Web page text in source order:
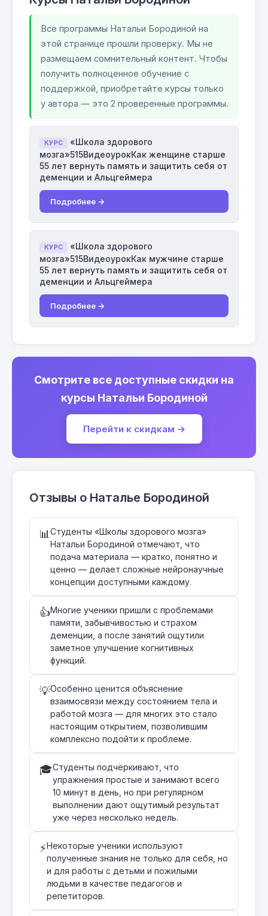
Все программы Натальи Бородиной на
этой странице прошли проверку. Мы не
размещаем сомнительный контент. Чтобы
получить полноценное обучение с
поддержкой, приобретайте курсы только
у автора — это 2 проверенные программы.
КУРС
«Школа здорового
мозга»515ВидеоурокКак женщине старше
55 лет вернуть память и защитить себя от
деменции и Альцгеймера
Подробнее →
КУРС
«Школа здорового
мозга»515ВидеоурокКак мужчине старше
55 лет вернуть память и защитить себя от
деменции и Альцгеймера
Подробнее →
Смотрите все доступные скидки на
курсы Натальи Бородиной
Перейти к скидкам →
Отзывы о Наталье Бородиной
📊 Студенты «Школы здорового мозга»
Натальи Бородиной отмечают, что
подача материала — кратко, понятно и
ценно — делает сложные нейронаучные
концепции доступными каждому.
👍Многие ученики пришли с проблемами
памяти, забывчивостью и страхом
деменции, а после занятий ощутили
заметное улучшение когнитивных
функций.
💡Особенно ценится объяснение
взаимосвязи между состоянием тела и
работой мозга — для многих это стало
настоящим открытием, позволившим
комплексно подойти к проблеме.
🎓Студенты подчёркивают, что
упражнения простые и занимают всего
10 минут в день, но при регулярном
выполнении дают ощутимый результат
уже через несколько недель.
⚡Некоторые ученики используют
полученные знания не только для себя, но
и для работы с детьми и пожилыми
людьми в качестве педагогов и
репетиторов.